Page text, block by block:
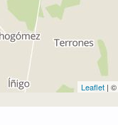
Leaflet | ©